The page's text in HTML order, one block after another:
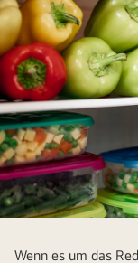
Verwendung
Wenn es um das